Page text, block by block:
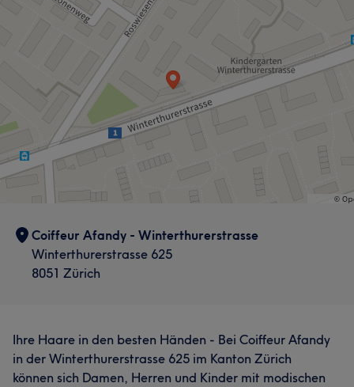
Coiffeur Afandy - Winterthurerstrasse
Winterthurerstrasse 625
8051 Zürich
Ihre Haare in den besten Händen - Bei Coiffeur Afandy
in der Winterthurerstrasse 625 im Kanton Zürich
können sich Damen, Herren und Kinder mit modischen